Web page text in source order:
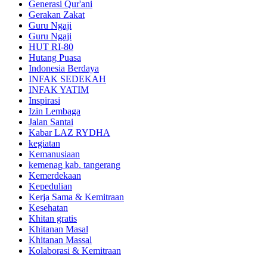
Generasi Qur'ani
Gerakan Zakat
Guru Ngaji
Guru Ngaji
HUT RI-80
Hutang Puasa
Indonesia Berdaya
INFAK SEDEKAH
INFAK YATIM
Inspirasi
Izin Lembaga
Jalan Santai
Kabar LAZ RYDHA
kegiatan
Kemanusiaan
kemenag kab. tangerang
Kemerdekaan
Kepedulian
Kerja Sama & Kemitraan
Kesehatan
Khitan gratis
Khitanan Masal
Khitanan Massal
Kolaborasi & Kemitraan